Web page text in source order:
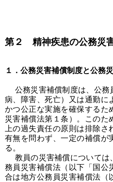
第２ 精神疾患の公務災
１．公務災害補償制度と公務
公務災害補償制度は、公務
病、障害、死亡）又は通勤に
かつ公正な実施を確保するた
災害補償法第１条）。このた
上の過失責任の原則は排除
有無を問わず、一定の補償が
る。
教員の災害補償については
務員災害補償法（以下「国公
合は地方公務員災害補償法（